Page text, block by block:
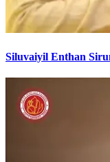
Siluvaiyil Enthan